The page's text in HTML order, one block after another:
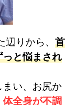
りから、 首
っと悩まされ
い、お尻か
体全身が不調